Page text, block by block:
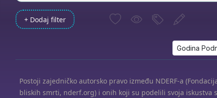
+ Dodaj filter
Postoji zajedničko autorsko pravo između NDERF-a
bliskih smrti, nderf.org) i onih koji su podelili svoja iskustva